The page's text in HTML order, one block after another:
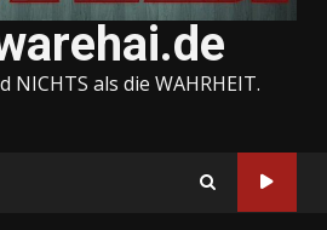
NICHTS als die WAHRHEIT.